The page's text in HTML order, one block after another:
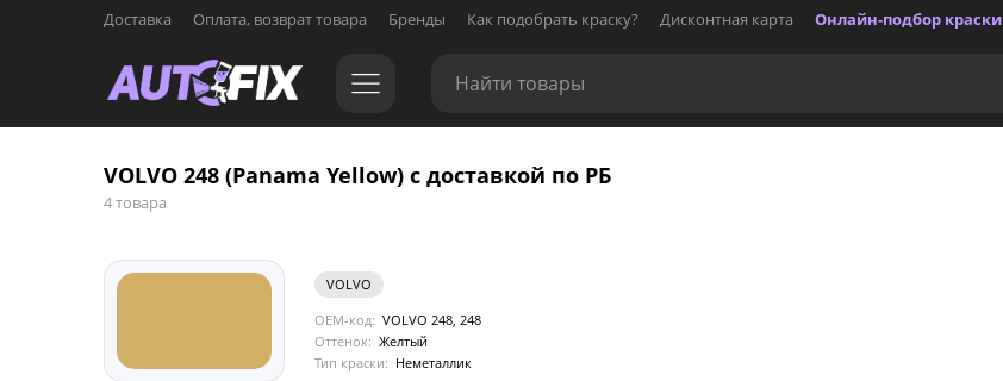
Доставка Оплата, возврат товара Бренды Как подобрать краску? Дисконтная карта Онлайн-подбор краски
VOLVO 248 (Panama Yellow) с доставкой по РБ
4 товара
VOLVO
OEM-код: VOLVO 248, 248
Оттенок: Желтый
Тип краски: Неметаллик